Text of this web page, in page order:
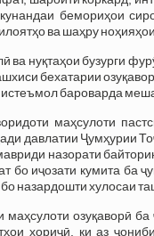
бемориҳои
ва шаҳру
ва нуқтаҳои бузурги
бехатарии
бароварда
маҳсулоти
давлатии Ҷумҳурии
назорати
бо иҷозати кумита
назардошти хулосаи
маҳсулоти озуқаворӣ
хориҷӣ, ки аз